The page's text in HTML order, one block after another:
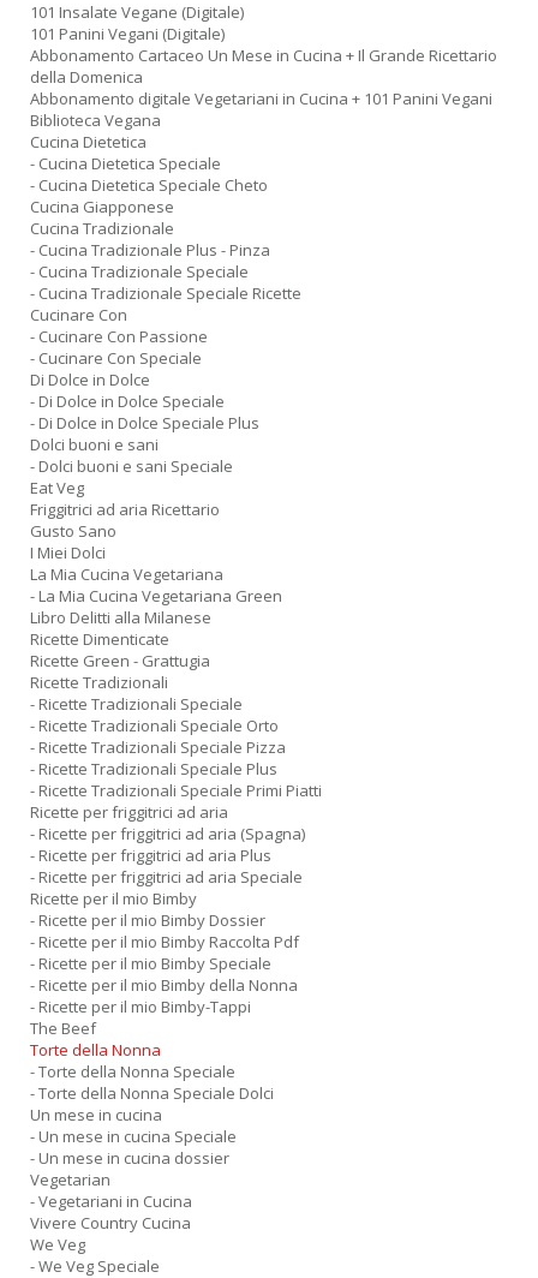
101 Insalate Vegane (Digitale)
101 Panini Vegani (Digitale)
Abbonamento Cartaceo Un Mese in Cucina + Il Grande Ricettario
della Domenica
Abbonamento digitale Vegetariani in Cucina + 101 Panini Vegani
Biblioteca Vegana
Cucina Dietetica
- Cucina Dietetica Speciale
- Cucina Dietetica Speciale Cheto
Cucina Giapponese
Cucina Tradizionale
- Cucina Tradizionale Plus - Pinza
- Cucina Tradizionale Speciale
- Cucina Tradizionale Speciale Ricette
Cucinare Con
- Cucinare Con Passione
- Cucinare Con Speciale
Di Dolce in Dolce
- Di Dolce in Dolce Speciale
- Di Dolce in Dolce Speciale Plus
Dolci buoni e sani
- Dolci buoni e sani Speciale
Eat Veg
Friggitrici ad aria Ricettario
Gusto Sano
I Miei Dolci
La Mia Cucina Vegetariana
- La Mia Cucina Vegetariana Green
Libro Delitti alla Milanese
Ricette Dimenticate
Ricette Green - Grattugia
Ricette Tradizionali
- Ricette Tradizionali Speciale
- Ricette Tradizionali Speciale Orto
- Ricette Tradizionali Speciale Pizza
- Ricette Tradizionali Speciale Plus
- Ricette Tradizionali Speciale Primi Piatti
Ricette per friggitrici ad aria
- Ricette per friggitrici ad aria (Spagna)
- Ricette per friggitrici ad aria Plus
- Ricette per friggitrici ad aria Speciale
Ricette per il mio Bimby
- Ricette per il mio Bimby Dossier
- Ricette per il mio Bimby Raccolta Pdf
- Ricette per il mio Bimby Speciale
- Ricette per il mio Bimby della Nonna
- Ricette per il mio Bimby-Tappi
The Beef
Torte della Nonna
- Torte della Nonna Speciale
- Torte della Nonna Speciale Dolci
Un mese in cucina
- Un mese in cucina Speciale
- Un mese in cucina dossier
Vegetarian
- Vegetariani in Cucina
Vivere Country Cucina
We Veg
- We Veg Speciale